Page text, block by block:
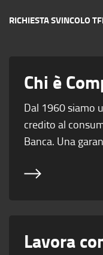
RICHIESTA SVINCOLO
Chi è
Dal 1960 siamo
credito al
Banca. Una
Lavora